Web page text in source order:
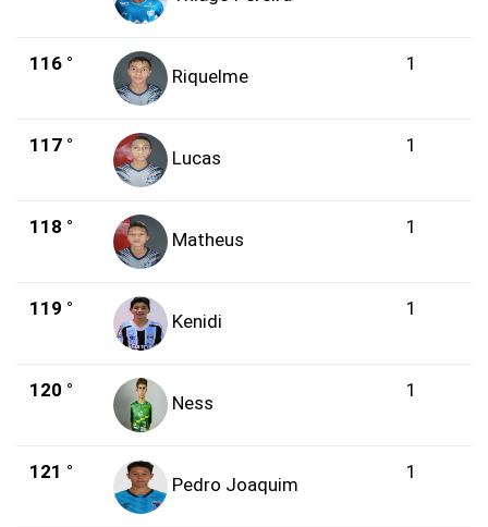
116 °
Riquelme
1
117 °
Lucas
1
118 °
Matheus
1
119 °
Kenidi
1
120 °
Ness
1
121 °
Pedro Joaquim
1